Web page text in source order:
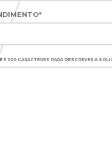
3.000 CARACTERES PARA DESCREVER A